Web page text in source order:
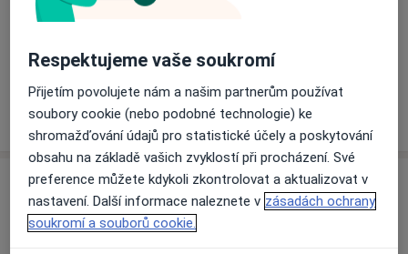
Ceník
Tento specialista ještě nepřidával žádné informace o
svých službách.
Adresa
Ordinace
Respektujeme vaše soukromí
Přijetím povolujete nám a našim partnerům používat
soubory cookie (nebo podobné technologie) ke
shromažďování údajů pro statistické účely a poskytování
obsahu na základě vašich zvyklostí při procházení. Své
preference můžete kdykoli zkontrolovat a aktualizovat v
nastavení. Další informace naleznete v zásadách ochrany
soukromí a souborů cookie.